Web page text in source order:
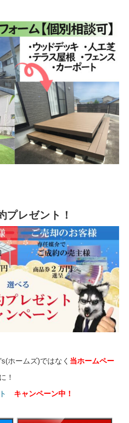
プレゼント！
ホームズ)ではなく 当ホームペー
！
キャンペーン中！